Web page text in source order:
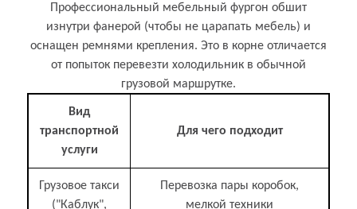
Профессиональный мебельный фургон обшит
изнутри фанерой (чтобы не царапать мебель) и
оснащен ремнями крепления. Это в корне отличается
от попыток перевезти холодильник в обычной
грузовой маршрутке.
Вид
транспортной
услуги
Для чего подходит
Грузовое такси
("Каблук",
Перевозка пары коробок,
мелкой техники